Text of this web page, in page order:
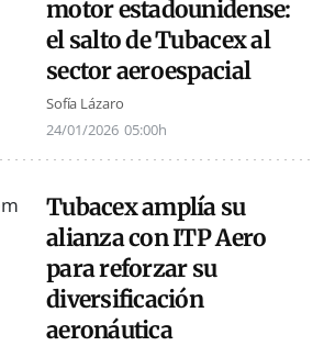
motor estadounidense:
el salto de Tubacex al
sector aeroespacial
Sofía Lázaro
24/01/2026 05:00h
Tubacex amplía su
alianza con ITP Aero
para reforzar su
diversificación
aeronáutica